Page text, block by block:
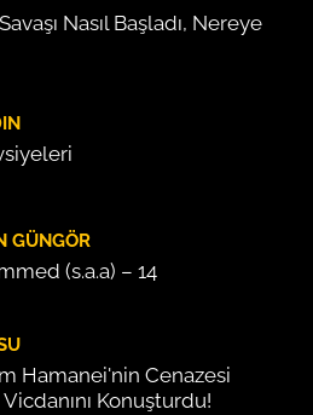
Nasıl Başladı, Nereye
GÜNGÖR
(s.a.a) – 14
Hamanei'nin Cenazesi
Konuşturdu!